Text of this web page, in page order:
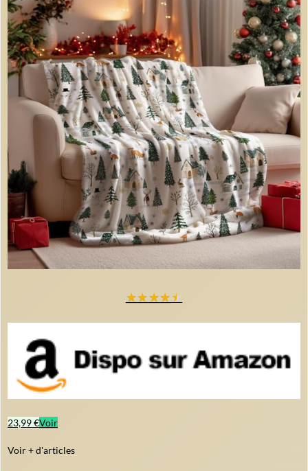
★★★★★
23,99 €Voir
Voir + d'articles